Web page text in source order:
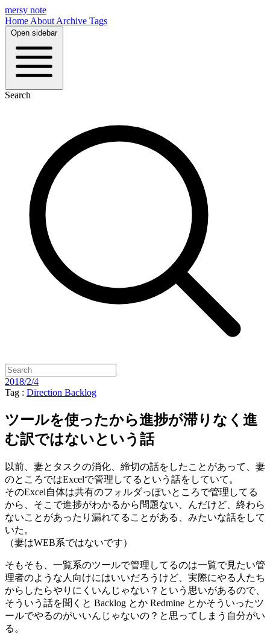
mersy note
Home About Archive Tags
Open sidebar
Search
2018/2/4
Tag : Direction Backlog
ツールを使ったから進捗が滞りなく進
む訳ではないという話
以前、妻とタスクの消化、締切の話をしたことがあって、妻
のところではExcelで管理してるという話をしていて。
そのExcel自体は共有のフォルダっぽいところで管理してる
から、そこで進捗がわかるから問題ない、んだけど、終わら
ないことがあったり漏れてることがある、みたいな話をして
いた。
（妻はWEB系ではないです）
そもそも、一覧系のツールで管理してるのは一覧で見たい管
理者のような人向けにはいいだろうけど、実際にやる人たち
からしたらやりにくいんじゃない？という思いがあるので、
そういう話を聞くと Backlog とか Redmine とかそういったツ
ールでやるのがいいんじゃないの？と思ってしまう自分がい
る。